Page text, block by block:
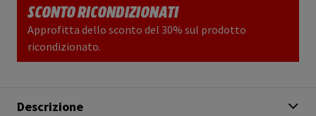
SCONTO RICONDIZIONATI
Approfitta dello sconto del 30% sul prodotto
ricondizionato.
Descrizione